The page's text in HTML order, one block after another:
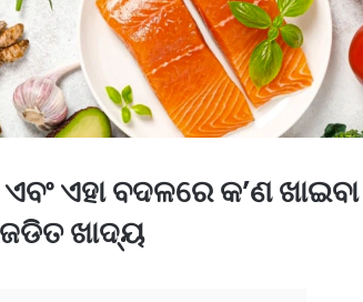
ଏହା ବଦଳରେ କ’ଣ ଖାଇବା
ଜଡିତ ଖାଦ୍ୟ